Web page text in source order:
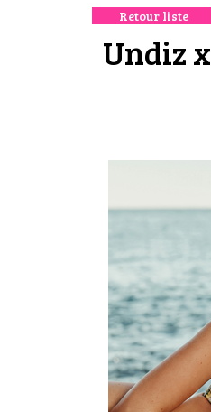
Retour liste
Undiz